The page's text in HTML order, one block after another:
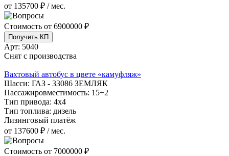
от 135700 ₽ / мес.
Стоимость от 6900000 ₽
Получить КП
Арт: 5040
Снят с производства
Вахтовый автобус в цвете «камуфляж»
Шасси: ГАЗ - 33086 ЗЕМЛЯК
Пассажировместимость: 15+2
Тип привода: 4х4
Тип топлива: дизель
Лизинговый платёж
от 137600 ₽ / мес.
Стоимость от 7000000 ₽